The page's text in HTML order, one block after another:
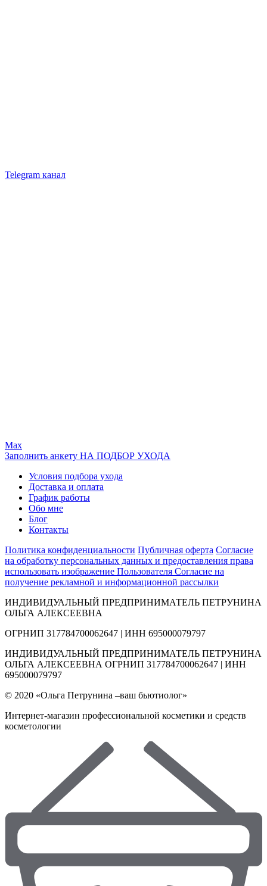
Telegram канал
Max
Заполнить анкету НА ПОДБОР УХОДА
Условия подбора ухода
Доставка и оплата
График работы
Обо мне
Блог
Контакты
Политика конфиденциальности Публичная оферта Согласие
на обработку персональных данных и предоставления права
использовать изображение Пользователя Согласие на
получение рекламной и информационной рассылки
ИНДИВИДУАЛЬНЫЙ ПРЕДПРИНИМАТЕЛЬ ПЕТРУНИНА
ОЛЬГА АЛЕКСЕЕВНА
ОГРНИП 317784700062647 | ИНН 695000079797
ИНДИВИДУАЛЬНЫЙ ПРЕДПРИНИМАТЕЛЬ ПЕТРУНИНА
ОЛЬГА АЛЕКСЕЕВНА ОГРНИП 317784700062647 | ИНН
695000079797
© 2020 «Ольга Петрунина –ваш бьютиолог»
Интернет-магазин профессиональной косметики и средств
косметологии